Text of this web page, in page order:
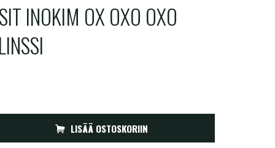
INOKIM OX OXO OXO
LISÄÄ OSTOSKORIIN